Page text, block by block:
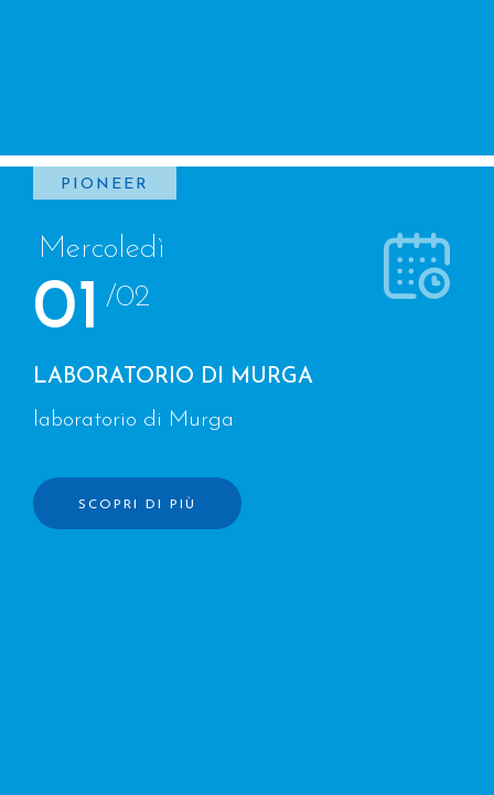
PIONEER
Mercoledì
01 /02
LABORATORIO DI MURGA
laboratorio di Murga
SCOPRI DI PIÙ